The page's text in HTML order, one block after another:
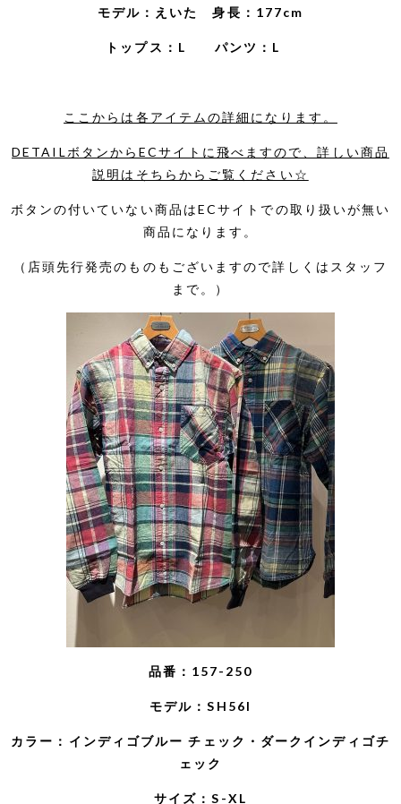
モデル：えいた 身長：177cm
トップス：L パンツ：L
ここからは各アイテムの詳細になります。
DETAILボタンからECサイトに飛べますので、詳しい商品
説明はそちらからご覧ください☆
ボタンの付いていない商品はECサイトでの取り扱いが無い
商品になります。
（店頭先行発売のものもございますので詳しくはスタッフ
まで。）
品番：157-250
モデル：SH56I
カラー：インディゴブルー チェック・ダークインディゴチ
ェック
サイズ：S-XL